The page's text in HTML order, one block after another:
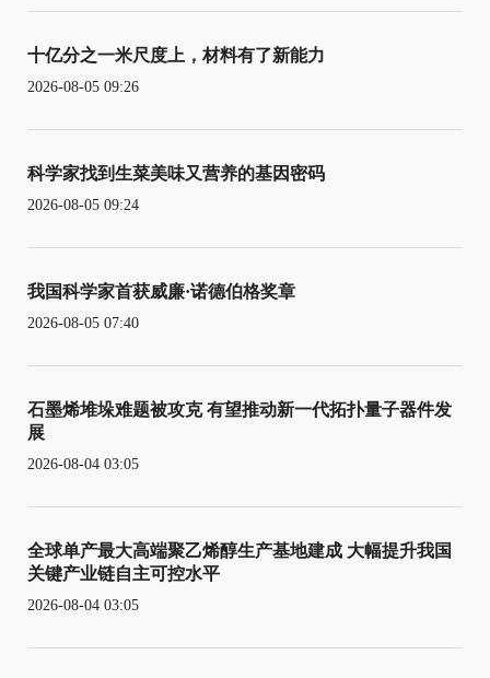
十亿分之一米尺度上，材料有了新能力
2026-08-05 09:26
科学家找到生菜美味又营养的基因密码
2026-08-05 09:24
我国科学家首获威廉·诺德伯格奖章
2026-08-05 07:40
石墨烯堆垛难题被攻克 有望推动新一代拓扑量子器件发
展
2026-08-04 03:05
全球单产最大高端聚乙烯醇生产基地建成 大幅提升我国
关键产业链自主可控水平
2026-08-04 03:05